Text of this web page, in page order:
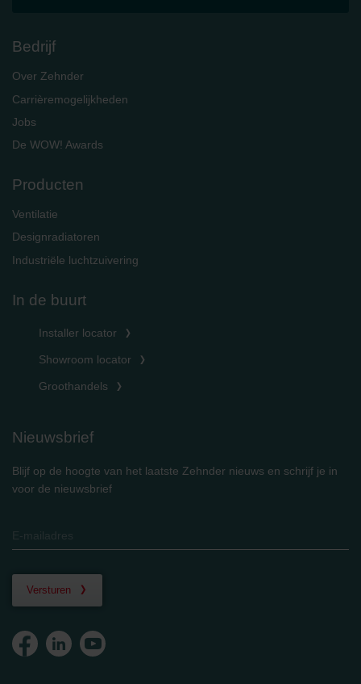
Bedrijf
Over Zehnder
Carrièremogelijkheden
Jobs
De WOW! Awards
Producten
Ventilatie
Designradiatoren
Industriële luchtzuivering
In de buurt
Installer locator
Showroom locator
Groothandels
Nieuwsbrief
Blijf op de hoogte van het laatste Zehnder nieuws en schrijf je in
voor de nieuwsbrief
Versturen